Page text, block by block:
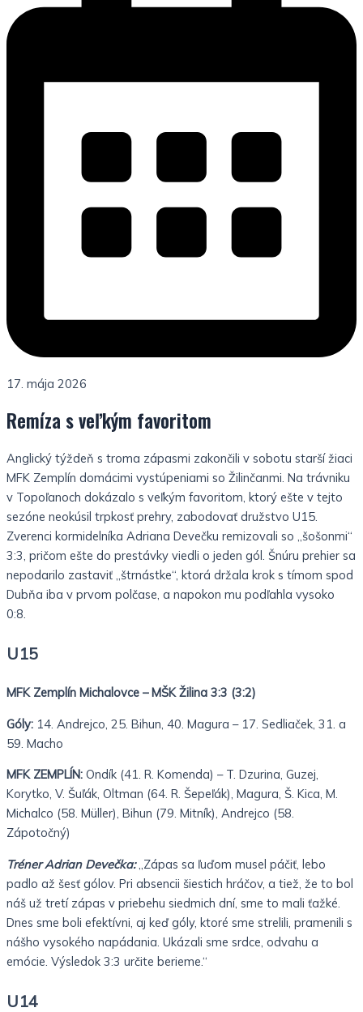
17. mája 2026
Remíza s veľkým favoritom
Anglický týždeň s troma zápasmi zakončili v sobotu starší žiaci
MFK Zemplín domácimi vystúpeniami so Žilinčanmi. Na trávniku
v Topoľanoch dokázalo s veľkým favoritom, ktorý ešte v tejto
sezóne neokúsil trpkosť prehry, zabodovať družstvo U15.
Zverenci kormidelníka Adriana Devečku remizovali so „šošonmi“
3:3, pričom ešte do prestávky viedli o jeden gól. Šnúru prehier sa
nepodarilo zastaviť „štrnástke“, ktorá držala krok s tímom spod
Dubňa iba v prvom polčase, a napokon mu podľahla vysoko
0:8.
U15
MFK Zemplín Michalovce – MŠK Žilina 3:3 (3:2)
Góly: 14. Andrejco, 25. Bihun, 40. Magura – 17. Sedliaček, 31. a
59. Macho
MFK ZEMPLÍN: Ondík (41. R. Komenda) – T. Dzurina, Guzej,
Korytko, V. Šuľák, Oltman (64. R. Šepeľák), Magura, Š. Kica, M.
Michalco (58. Müller), Bihun (79. Mitník), Andrejco (58.
Zápotočný)
Tréner Adrian Devečka:„Zápas sa ľuďom musel páčiť, lebo
padlo až šesť gólov. Pri absencii šiestich hráčov, a tiež, že to bol
náš už tretí zápas v priebehu siedmich dní, sme to mali ťažké.
Dnes sme boli efektívni, aj keď góly, ktoré sme strelili, pramenili s
nášho vysokého napádania. Ukázali sme srdce, odvahu a
emócie. Výsledok 3:3 určite berieme.“
U14